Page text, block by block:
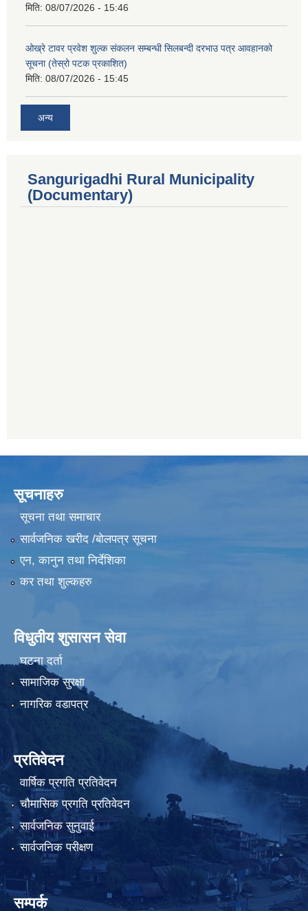
मिति: 08/07/2026 - 15:46
ओख्रे टावर प्रवेश शुल्क संकलन सम्बन्धी सिलबन्दी दरभाउ पत्र आवहानको
सूचना (तेस्रो पटक प्रकाशित)
मिति: 08/07/2026 - 15:45
अन्य
Sangurigadhi Rural Municipality
(Documentary)
सूचनाहरु
सूचना तथा समाचार
सार्वजनिक खरीद /बोलपत्र सूचना
एन, कानुन तथा निर्देशिका
कर तथा शुल्कहरु
विधुतीय शुसासन सेवा
घटना दर्ता
सामाजिक सुरक्षा
नागरिक वडापत्र
प्रतिवेदन
वार्षिक प्रगति प्रतिवेदन
चौमासिक प्रगति प्रतिवेदन
सार्वजनिक सुनुवाई
सार्वजनिक परीक्षण
सम्पर्क